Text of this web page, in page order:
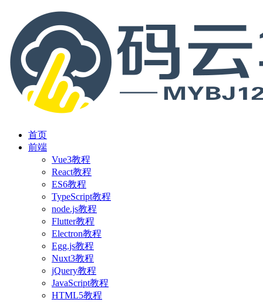
首页
前端
Vue3教程
React教程
ES6教程
TypeScript教程
node.js教程
Flutter教程
Electron教程
Egg.js教程
Nuxt3教程
jQuery教程
JavaScript教程
HTML5教程